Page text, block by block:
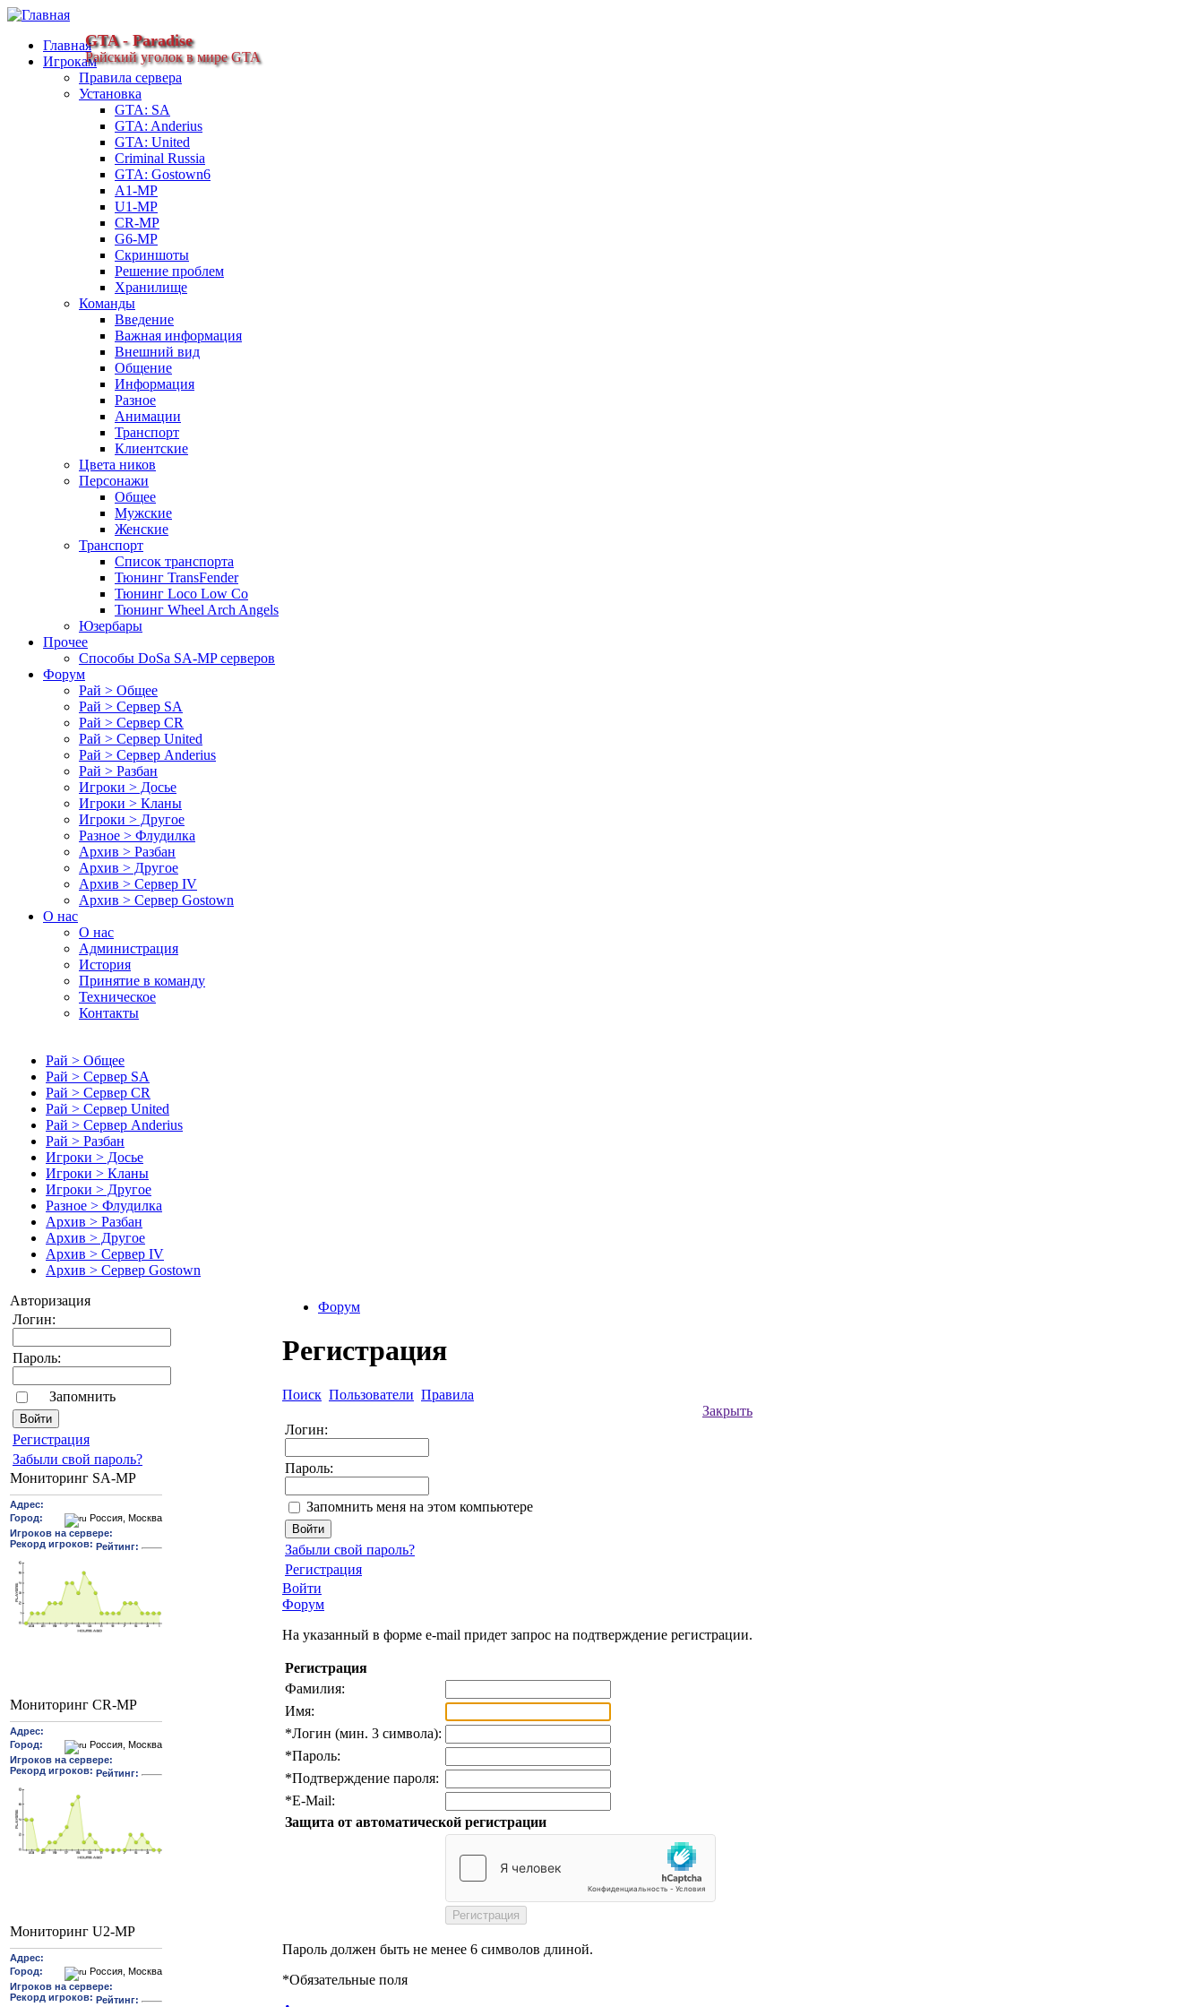
GTA - Paradise
Райский уголок в мире GTA
Главная
Игрокам
Правила сервера
Установка
GTA: SA
GTA: Anderius
GTA: United
Criminal Russia
GTA: Gostown6
A1-MP
U1-MP
CR-MP
G6-MP
Скриншоты
Решение проблем
Хранилище
Команды
Введение
Важная информация
Внешний вид
Общение
Информация
Разное
Анимации
Транспорт
Клиентские
Цвета ников
Персонажи
Общее
Мужские
Женские
Транспорт
Список транспорта
Тюнинг TransFender
Тюнинг Loco Low Co
Тюнинг Wheel Arch Angels
Юзербары
Прочее
Cпособы DoSа SA-MP серверов
Форум
Рай > Общее
Рай > Сервер SA
Рай > Сервер CR
Рай > Сервер United
Рай > Сервер Anderius
Рай > Разбан
Игроки > Досье
Игроки > Кланы
Игроки > Другое
Разное > Флудилка
Архив > Разбан
Архив > Другое
Архив > Сервер IV
Архив > Сервер Gostown
О нас
О нас
Администрация
История
Принятие в команду
Техническое
Контакты
Рай > Общее
Рай > Сервер SA
Рай > Сервер CR
Рай > Сервер United
Рай > Сервер Anderius
Рай > Разбан
Игроки > Досье
Игроки > Кланы
Игроки > Другое
Разное > Флудилка
Архив > Разбан
Архив > Другое
Архив > Сервер IV
Архив > Сервер Gostown
Авторизация
Логин:
Пароль:
Запомнить
Pегиcтрaция
Забыли свой пароль?
Мониторинг SA-MP
Мониторинг CR-MP
Мониторинг U2-MP
Форум
Регистрация
Поиск Пользователи Правила
Закрыть
Логин:
Пароль:
Запомнить меня на этом компьютере
Забыли свой пароль?
Регистрация
Войти
Форум
На указанный в форме e-mail придет запрос на подтверждение регистрации.
Регистрация
Фамилия:
Имя:
*Логин (мин. 3 символа):
*Пароль:
*Подтверждение пароля:
*E-Mail:
Защита от автоматической регистрации
Пароль должен быть не менее 6 символов длиной.
*Обязательные поля